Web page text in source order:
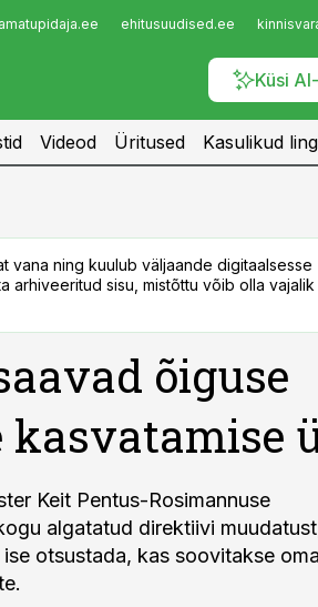
ehitusuudised.ee
Küsi
Videod Üritused Kasulikud
vana ning kuulub väljaande digitaalsesse
arhiveeritud sisu, mistõttu võib olla vajalik
õiguse
kasvatamise
Keit Pentus-Rosimannuse
algatatud direktiivi
otsustada, kas soovitakse oma